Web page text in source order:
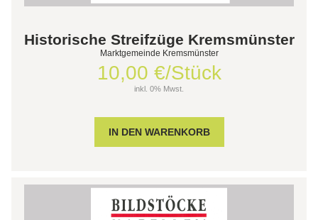
Historische Streifzüge Kremsmünster
Marktgemeinde Kremsmünster
10,00 €/Stück
inkl. 0% Mwst.